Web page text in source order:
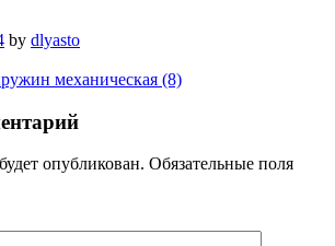
by dlyasto
опубликован. Обязательные поля